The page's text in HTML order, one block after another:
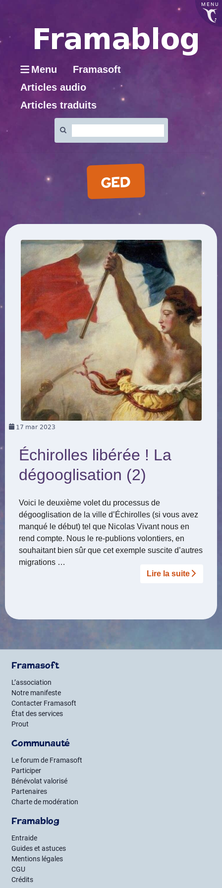
MENU
Menu
Framasoft
Articles audio
Articles traduits
:
GED
17 mar 2023
Échirolles libérée ! La
dégooglisation (2)
Voici le deuxième volet du processus de
dégooglisation de la ville d’Échirolles (si vous avez
manqué le début) tel que Nicolas Vivant nous en
rend compte. Nous le re-publions volontiers, en
souhaitant bien sûr que cet exemple suscite d’autres
migrations …
Lire la suite­­
Framasoft
L’association
Notre manifeste
Contacter Framasoft
État des services
Prout
Communauté
Le forum de Framasoft
Participer
Bénévolat valorisé
Partenaires
Charte de modération
Framablog
Entraide
Guides et astuces
Mentions légales
CGU
Crédits